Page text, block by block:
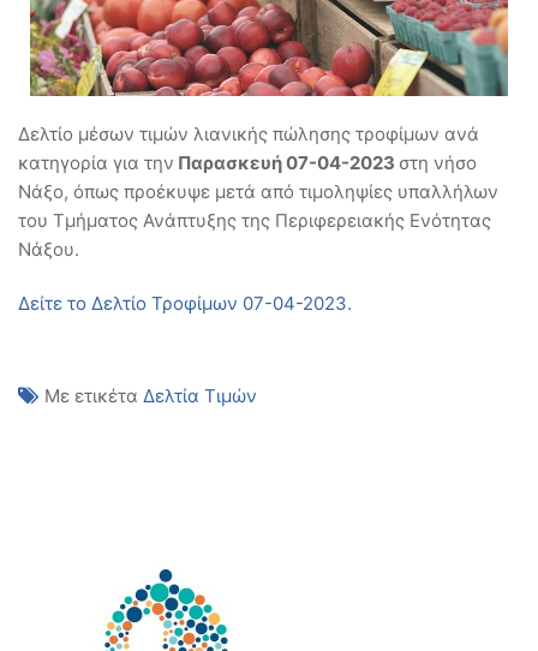
Δελτίο μέσων τιμών λιανικής πώλησης τροφίμων ανά
κατηγορία για την Παρασκευή 07-04-2023 στη νήσο
Νάξο, όπως προέκυψε μετά από τιμοληψίες υπαλλήλων
του Τμήματος Ανάπτυξης της Περιφερειακής Ενότητας
Νάξου.
Δείτε το Δελτίο Τροφίμων 07-04-2023.
Με ετικέτα Δελτία Τιμών